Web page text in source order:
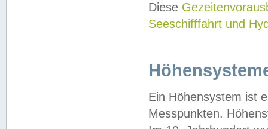
Diese
Seeschifffahrt und
Ein Höhensystem ist
Messpunkten.